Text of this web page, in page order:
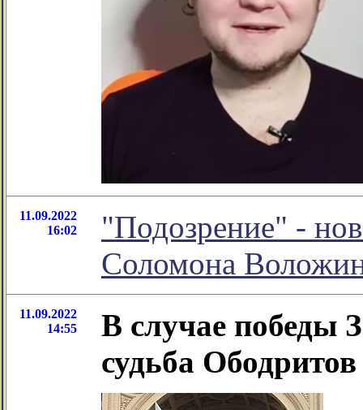
11.09.2022
16:02
"Подозрение" -
Соломона
11.09.2022
14:55
В случае победы
судьба Ободритов